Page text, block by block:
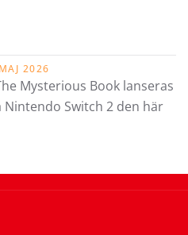
2026
Mysterious Book lanseras
Nintendo Switch 2 den här